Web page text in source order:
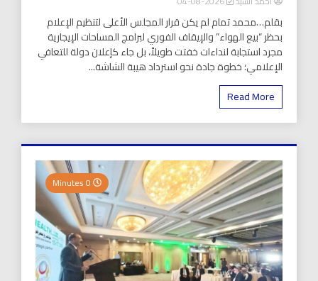
بقلم…محمد تمام لم يكن قرار المجلس الأعلى لتنظيم الإعلام
بحظر “بيع الهواء” والإيقاف الفوري لبرامج المساحات الإيجارية
مجرد استجابة لنداءات خفتت طويلاً، بل جاء كإعلان دولة للتعافي
الإعلامي؛ خطوة جادة نحو استرداد هيبة الشاشة...
Read More